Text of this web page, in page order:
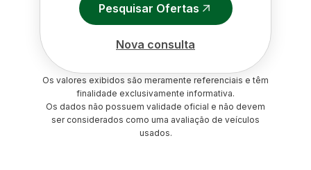
Pesquisar Ofertas
Nova consulta
Os valores exibidos são meramente referenciais e têm
finalidade exclusivamente informativa.
Os dados não possuem validade oficial e não devem
ser considerados como uma avaliação de veículos
usados.